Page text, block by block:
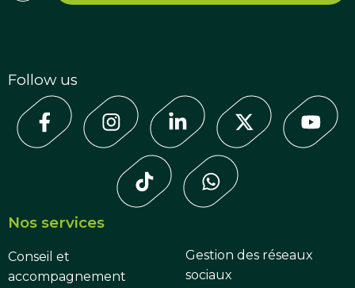
Follow us
Nos services
Conseil et
accompagnement
Gestion des réseaux
sociaux